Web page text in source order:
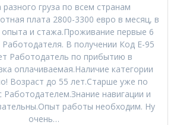
разного груза по всем странам
плата 2800-3300 евро в месяц, в
опыта и стажа.Проживание первые 6
Работодателя. В получении Код Е-95
Работодатель по прибытию в
оплачиваемая.Наличие категории
Возраст до 55 лет.Старше уже по
Работодателем.Знание навигации и
работы необходим. Ну
очень…